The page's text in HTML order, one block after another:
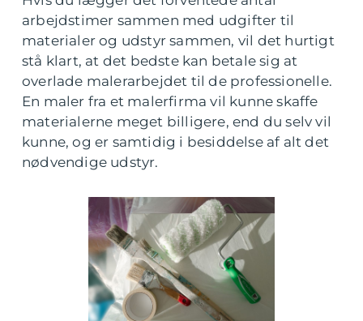
arbejdstimer sammen med udgifter til
materialer og udstyr sammen, vil det hurtigt
stå klart, at det bedste kan betale sig at
overlade malerarbejdet til de professionelle.
En maler fra et malerfirma vil kunne skaffe
materialerne meget billigere, end du selv vil
kunne, og er samtidig i besiddelse af alt det
nødvendige udstyr.